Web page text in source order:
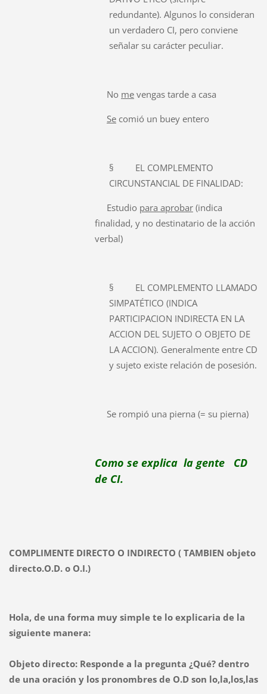
redundante). Algunos lo consideran
un verdadero CI, pero conviene
señalar su carácter peculiar.
No mevengas tarde a casa
Secomió un buey entero
§ EL COMPLEMENTO
CIRCUNSTANCIAL DE FINALIDAD:
Estudio para aprobar(indica
finalidad, y no destinatario de la acción
verbal)
§ EL COMPLEMENTO LLAMADO
SIMPATÉTICO (INDICA
PARTICIPACION INDIRECTA EN LA
ACCION DEL SUJETO O OBJETO DE
LA ACCION). Generalmente entre CD
y sujeto existe relación de posesión.
Se rompió una pierna (= su pierna)
Como se explica la gente CD
de CI.
COMPLIMENTE DIRECTO O INDIRECTO ( TAMBIEN objeto
directo.O.D. o O.I.)
Hola, de una forma muy simple te lo explicaria de la
siguiente manera:
Objeto directo: Responde a la pregunta ¿Qué?dentro
de una oración y los pronombres de O.D son lo,la,los,las